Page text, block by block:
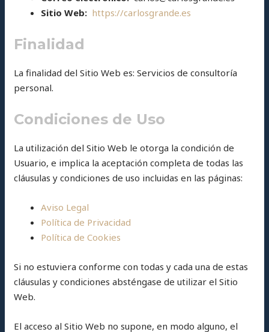
Sitio Web: https://carlosgrande.es
Finalidad
La finalidad del Sitio Web es: Servicios de consultoría
personal.
Condiciones de Uso
La utilización del Sitio Web le otorga la condición de
Usuario, e implica la aceptación completa de todas las
cláusulas y condiciones de uso incluidas en las páginas:
Aviso Legal
Política de Privacidad
Política de Cookies
Si no estuviera conforme con todas y cada una de estas
cláusulas y condiciones absténgase de utilizar el Sitio
Web.
El acceso al Sitio Web no supone, en modo alguno, el